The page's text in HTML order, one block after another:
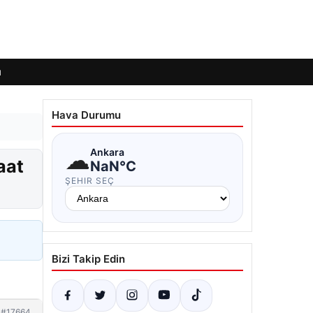
Hava Durumu
☁Ankara
NaN°C
ŞEHIR SEÇ
Bizi Takip Edin